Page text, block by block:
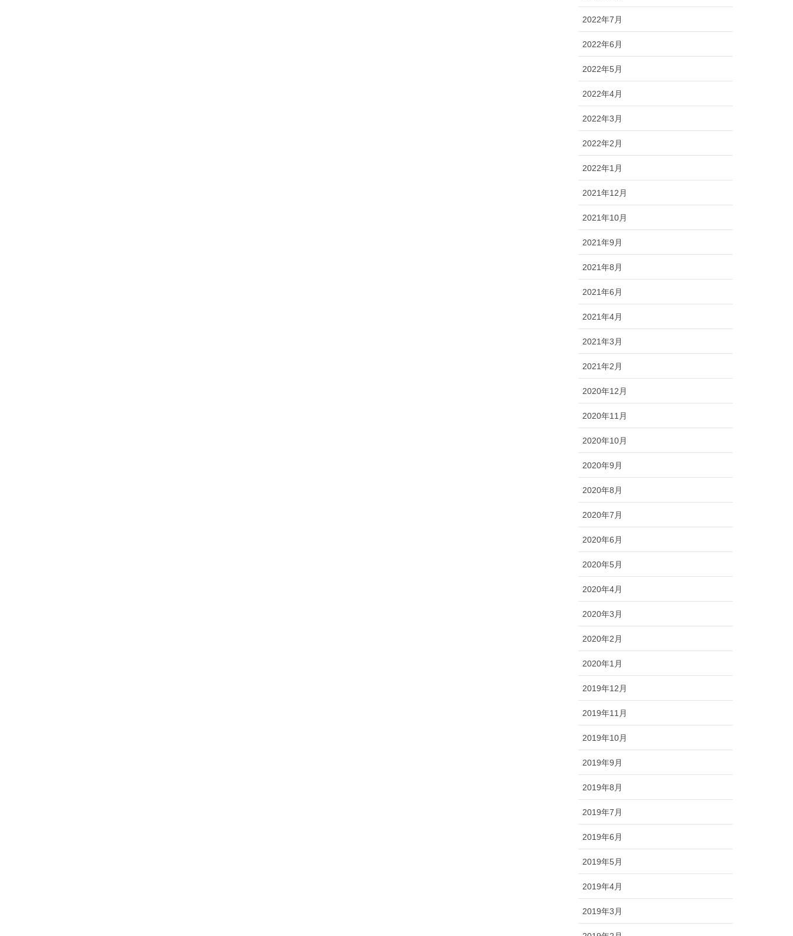
2022年7月
2022年6月
2022年5月
2022年4月
2022年3月
2022年2月
2022年1月
2021年12月
2021年10月
2021年9月
2021年8月
2021年6月
2021年4月
2021年3月
2021年2月
2020年12月
2020年11月
2020年10月
2020年9月
2020年8月
2020年7月
2020年6月
2020年5月
2020年4月
2020年3月
2020年2月
2020年1月
2019年12月
2019年11月
2019年10月
2019年9月
2019年8月
2019年7月
2019年6月
2019年5月
2019年4月
2019年3月